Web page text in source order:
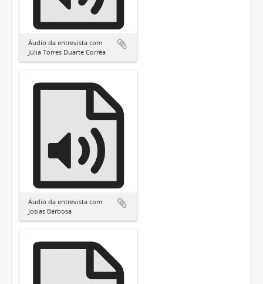
Áudio da entrevista com
Júlia Torres Duarte Corrêa
Áudio da entrevista com
Josias Barbosa